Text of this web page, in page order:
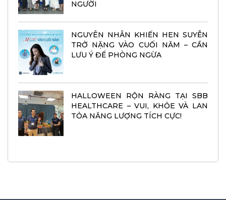
NGƯỜI
NGUYÊN NHÂN KHIẾN HEN SUYỄN
TRỞ NẶNG VÀO CUỐI NĂM – CẦN
LƯU Ý ĐỂ PHÒNG NGỪA
HALLOWEEN RỘN RÀNG TẠI SBB
HEALTHCARE – VUI, KHỎE VÀ LAN
TỎA NĂNG LƯỢNG TÍCH CỰC!